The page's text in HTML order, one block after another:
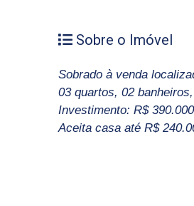
Sobre o Imóvel
Sobrado à venda
03 quartos, 02
Investimento: R$
Aceita casa até R$